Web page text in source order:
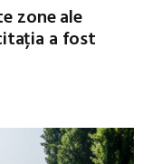
zone ale
a fost